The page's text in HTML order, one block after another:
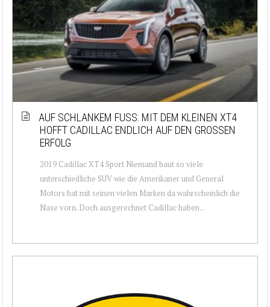
AUF SCHLANKEM FUSS: MIT DEM KLEINEN XT4 H
OFFT CADILLAC ENDLICH AUF DEN GROSSEN ER
FOLG
2019 Cadillac XT4 Sport Niemand baut so viele
unterschiedliche SUV wie die Amerikaner und General
Motors hat mit seinen vielen Marken da wahrscheinlich die
Nase vorn. Doch ausgerechnet Cadillac haben...